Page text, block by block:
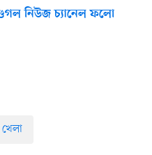
নিউজ চ্যানেল ফলো